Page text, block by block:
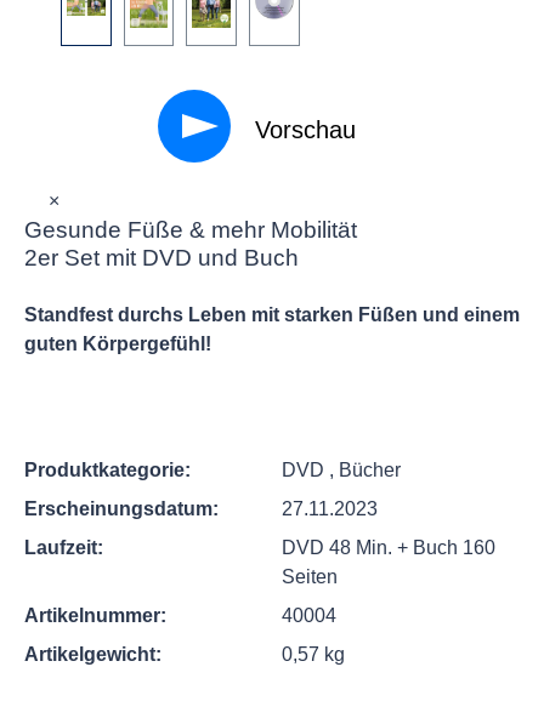
Vorschau
×
Gesunde Füße & mehr Mobilität
2er Set mit DVD und Buch
Standfest durchs Leben mit starken Füßen und einem
guten Körpergefühl!
Produktkategorie: DVD , Bücher
Erscheinungsdatum:
27.11.2023
Laufzeit:
DVD 48 Min. + Buch 160
Seiten
Artikelnummer:
40004
Artikelgewicht:
0,57 kg